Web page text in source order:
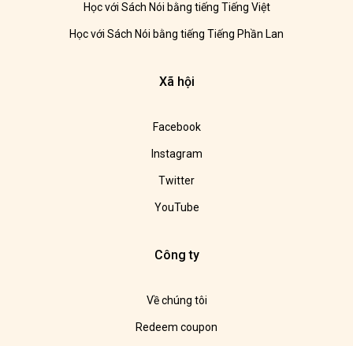
Học với Sách Nói bằng tiếng Tiếng Việt
Học với Sách Nói bằng tiếng Tiếng Phần Lan
Xã hội
Facebook
Instagram
Twitter
YouTube
Công ty
Về chúng tôi
Redeem coupon